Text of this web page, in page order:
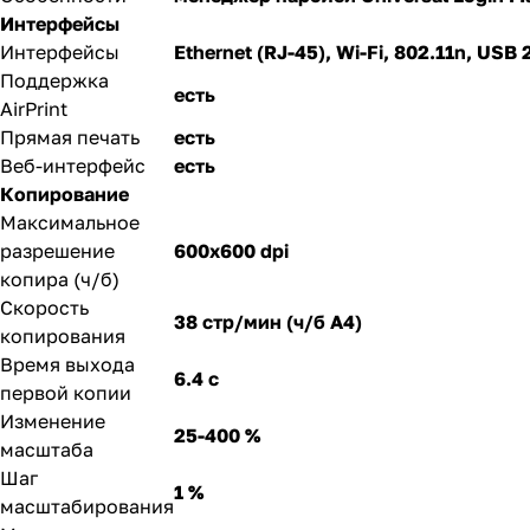
Интерфейсы
Интерфейсы
Ethernet (RJ-45), Wi-Fi, 802.11n, USB
Поддержка
AirPrint
есть
Прямая печать
есть
Веб-интерфейс
есть
Копирование
Максимальное
разрешение
копира (ч/б)
600x600 dpi
Скорость
копирования
38 стр/мин (ч/б А4)
Время выхода
первой копии
6.4 с
Изменение
масштаба
25-400 %
Шаг
масштабирования
1 %